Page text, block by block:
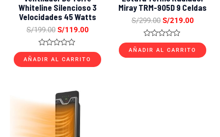
Whiteline Silencioso 3
Velocidades 45 Watts
S/199.00 S/119.00
Valorado
con
0
AÑADIR AL CARRITO
Miray TRM-905D 9 Celdas
S/299.00 S/219.00
Valorado
con
0
AÑADIR AL CARRITO
El
precio
original
era:
S/499.00.